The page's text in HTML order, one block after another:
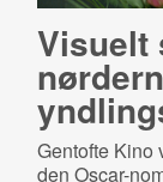
Gentofte Kino
den Oscar-